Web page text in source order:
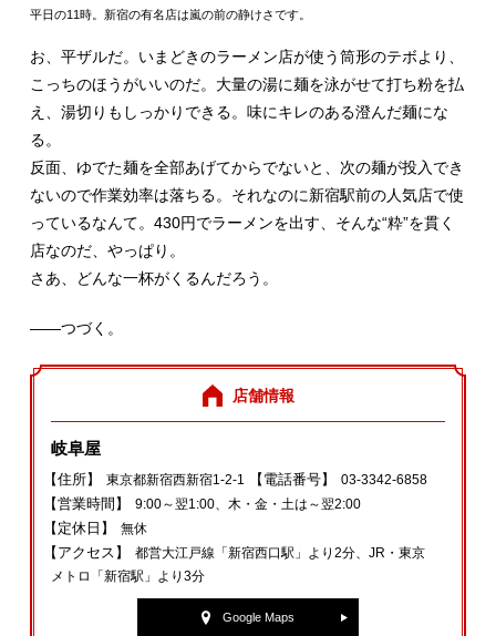
平日の11時。新宿の有名店は嵐の前の静けさです。
お、平ザルだ。いまどきのラーメン店が使う筒形のテボより、
こっちのほうがいいのだ。大量の湯に麺を泳がせて打ち粉を払
え、湯切りもしっかりできる。味にキレのある澄んだ麺にな
る。
反面、ゆでた麺を全部あげてからでないと、次の麺が投入でき
ないので作業効率は落ちる。それなのに新宿駅前の人気店で使
っているなんて。430円でラーメンを出す、そんな“粋”を貫く
店なのだ、やっぱり。
さあ、どんな一杯がくるんだろう。
――つづく。
店舗情報
岐阜屋
【住所】 東京都新宿西新宿1‐2‐1 【電話番号】 03‐3342‐6858
【営業時間】 9:00～翌1:00、木・金・土は～翌2:00
【定休日】 無休
【アクセス】
都営大江戸線「新宿西口駅」より2分、JR・東京
メトロ「新宿駅」より3分
Google Maps